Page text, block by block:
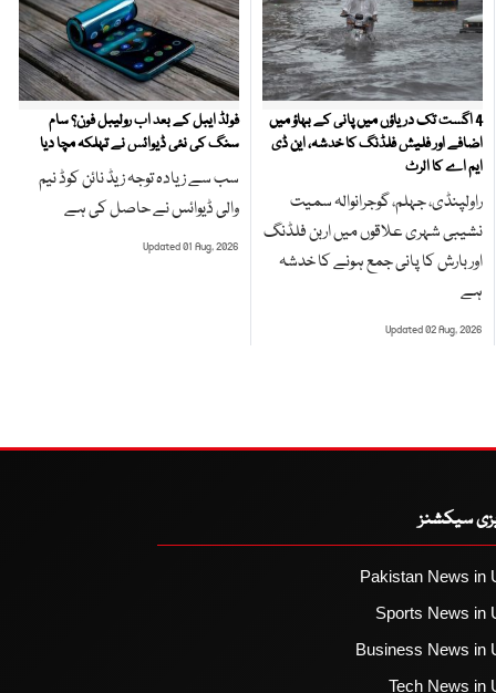
4 اگست تک دریاؤں میں پانی کے بہاؤ میں
اضافے اور فلیش فلڈنگ کا خدشہ، این ڈی
ایم اے کا الرٹ
راولپنڈی، جہلم، گوجرانوالہ سمیت
نشیبی شہری علاقوں میں اربن فلڈنگ
اور بارش کا پانی جمع ہونے کا خدشہ
ہے
Updated 02 Aug, 2026
فولڈ ایبل کے بعد اب رولیبل فون؟ سام
سنگ کی نئی ڈیوائس نے تہلکہ مچا دیا
سب سے زیادہ توجہ زیڈ نائن کوڈ نیم
والی ڈیوائس نے حاصل کی ہے
Updated 01 Aug, 2026
سیکشنز
Pakistan News in
Sports News in
Business News in
Tech News in